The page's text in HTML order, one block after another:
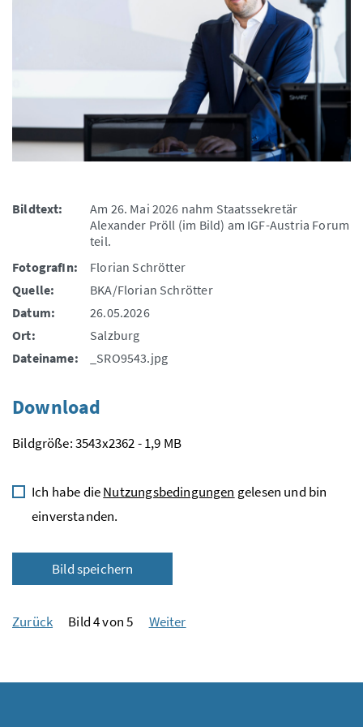
Bildtext:
Am 26. Mai 2026 nahm Staatssekretär
Alexander Pröll (im Bild) am IGF-Austria Forum
teil.
FotografIn:
Florian Schrötter
Quelle:
BKA/Florian Schrötter
Datum:
26.05.2026
Ort:
Salzburg
Dateiname:
_SRO9543.jpg
Download
Bildgröße: 3543x2362 - 1,9 MB
Ich habe dieNutzungsbedingungen gelesen und bin
einverstanden.
Bild speichern
Zurück Bild 4 von 5 Weiter